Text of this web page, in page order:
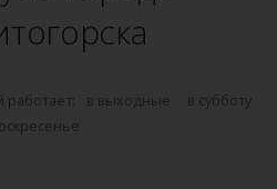
в выходные
в субботу